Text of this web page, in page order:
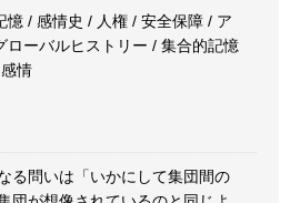
憶 / 感情史 / 人権 / 安全保障 / ア
ローバルヒストリー / 集合的記憶
情
る問いは「いかにして集団間の